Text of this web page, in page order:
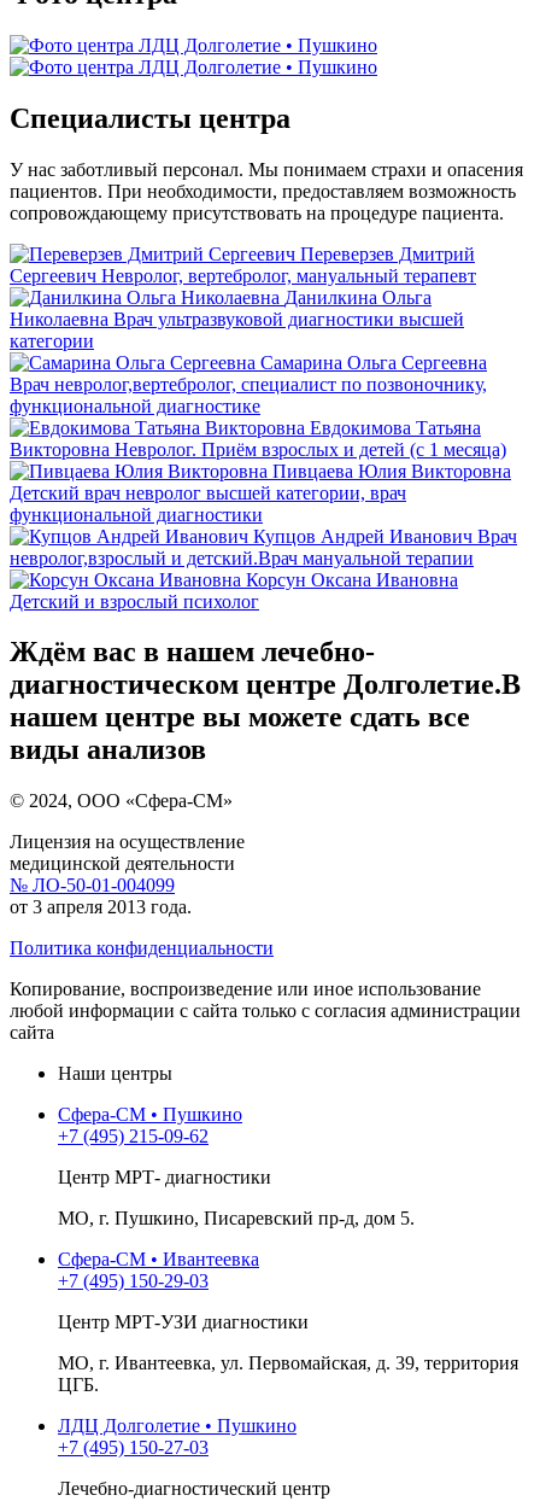
Специалисты центра
У нас заботливый персонал. Мы понимаем страхи и опасения
пациентов. При необходимости, предоставляем возможность
сопровождающему присутствовать на процедуре пациента.
Переверзев Дмитрий
Сергеевич Невролог, вертебролог, мануальный терапевт
Данилкина Ольга
Николаевна Врач ультразвуковой диагностики высшей
категории
Самарина Ольга Сергеевна
Врач невролог,вертебролог, специалист по позвоночнику,
функциональной диагностике
Евдокимова Татьяна
Викторовна Невролог. Приём взрослых и детей (с 1 месяца)
Пивцаева Юлия Викторовна
Детский врач невролог высшей категории, врач
функциональной диагностики
Купцов Андрей Иванович Врач
невролог,взрослый и детский.Врач мануальной терапии
Корсун Оксана Ивановна
Детский и взрослый психолог
Ждём вас в нашем лечебно-
диагностическом центре Долголетие.В
нашем центре вы можете сдать все
виды анализов
© 2024, ООО «Сфера-СМ»
Лицензия на осуществление
медицинской деятельности
№ ЛО-50-01-004099
от 3 апреля 2013 года.
Политика конфиденциальности
Копирование, воспроизведение или иное использование
любой информации с сайта только с согласия администрации
сайта
Наши центры
Сфера-СМ • Пушкино
+7 (495) 215-09-62
Центр МРТ- диагностики
МО, г. Пушкино, Писаревский пр-д, дом 5.
Сфера-СМ • Ивантеевка
+7 (495) 150-29-03
Центр МРТ-УЗИ диагностики
МО, г. Ивантеевка, ул. Первомайская, д. 39, территория
ЦГБ.
ЛДЦ Долголетие • Пушкино
+7 (495) 150-27-03
Лечебно-диагностический центр